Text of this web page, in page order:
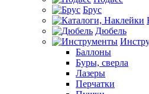
Брус
Дюбель
Баллоны
Буры, сверла
Лазеры
Перчатки